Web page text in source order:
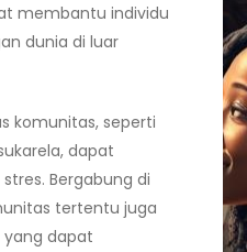
membantu individu
dunia di luar
komunitas, seperti
dapat
Bergabung di
tertentu juga
dapat